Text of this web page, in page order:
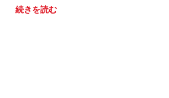
続きを読む